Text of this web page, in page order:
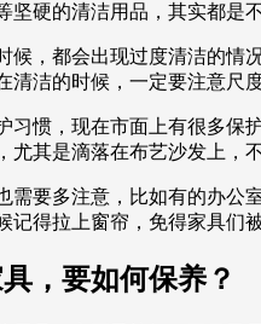
坚硬的清洁用品，其实都是
候，都会出现过度清洁的情
清洁的时候，一定要注意尺
习惯，现在市面上有很多
尤其是滴落在布艺沙发上，
需要多注意，比如有的办公
得拉上窗帘，免得家具们被
，要如何保养？